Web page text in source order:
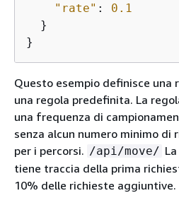
"rate" : 0.1
  }
}
Questo esempio definisce una
una regola predefinita. La
una frequenza di
senza alcun numero minimo di
per i percorsi. /api/move/
tiene traccia della prima
10% delle richieste aggiuntive.